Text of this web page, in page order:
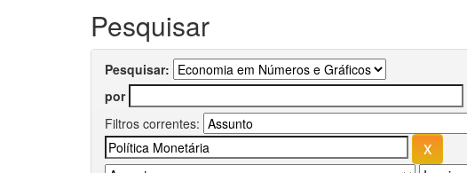
Pesquisar
Pesquisar:
por
Filtros correntes: